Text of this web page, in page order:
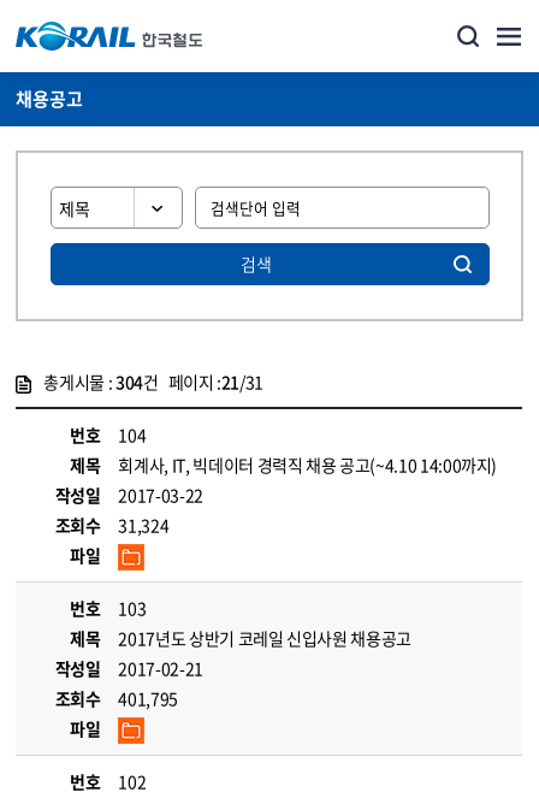
채용공고
검색
총게시물 :304건 페이지 :21/31
번호
104
제목
회계사, IT, 빅데이터 경력직 채용 공고(~4.10 14:00까지)
작성일
2017-03-22
조회수
31,324
파일
번호
103
제목
2017년도 상반기 코레일 신입사원 채용공고
작성일
2017-02-21
조회수
401,795
파일
번호
102